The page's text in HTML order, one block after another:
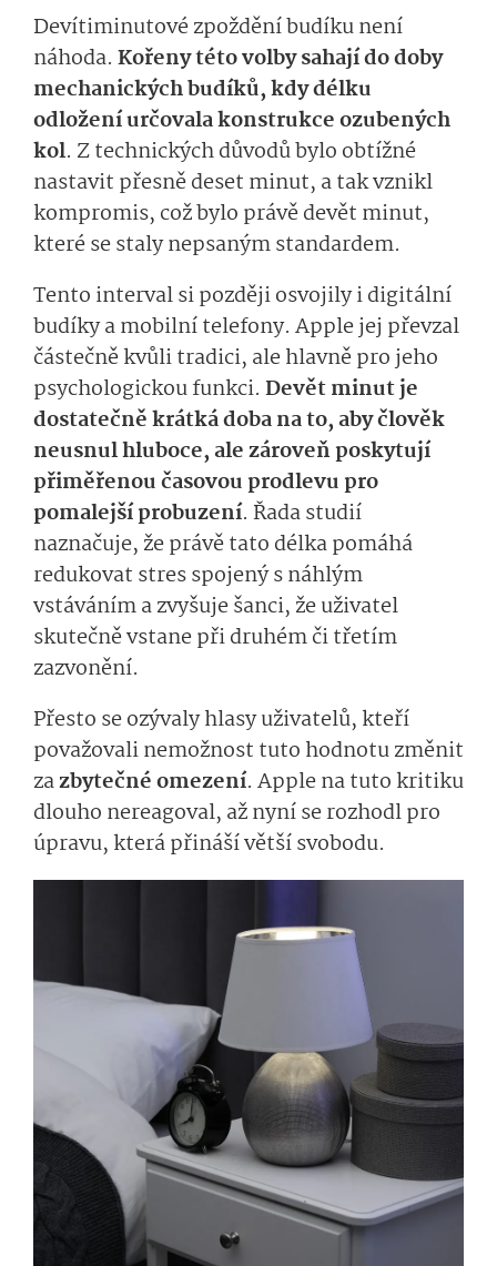
Devítiminutové zpoždění budíku není
náhoda. Kořeny této volby sahají do doby
mechanických budíků, kdy délku
odložení určovala konstrukce ozubených
kol. Z technických důvodů bylo obtížné
nastavit přesně deset minut, a tak vznikl
kompromis, což bylo právě devět minut,
které se staly nepsaným standardem.
Tento interval si později osvojily i digitální
budíky a mobilní telefony. Apple jej převzal
částečně kvůli tradici, ale hlavně pro jeho
psychologickou funkci. Devět minut je
dostatečně krátká doba na to, aby člověk
neusnul hluboce, ale zároveň poskytují
přiměřenou časovou prodlevu pro
pomalejší probuzení. Řada studií
naznačuje, že právě tato délka pomáhá
redukovat stres spojený s náhlým
vstáváním a zvyšuje šanci, že uživatel
skutečně vstane při druhém či třetím
zazvonění.
Přesto se ozývaly hlasy uživatelů, kteří
považovali nemožnost tuto hodnotu změnit
zazbytečné omezení. Apple na tuto kritiku
dlouho nereagoval, až nyní se rozhodl pro
úpravu, která přináší větší svobodu.